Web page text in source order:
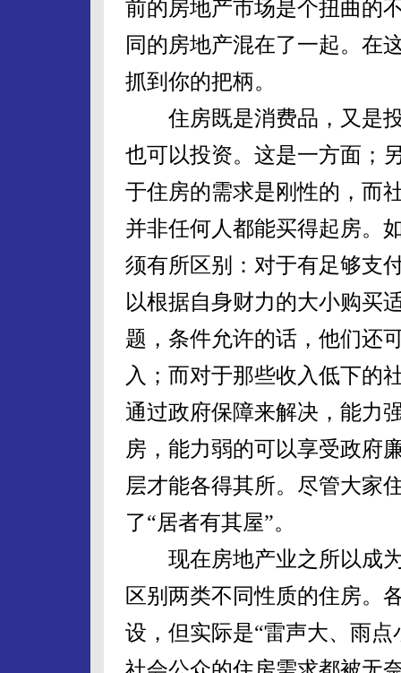
前的房地产市场是个扭曲的
同的房地产混在了一起。在
抓到你的把柄。
住房既是消费品，又是投
也可以投资。这是一方面；
于住房的需求是刚性的，而
并非任何人都能买得起房。
须有所区别：对于有足够支
以根据自身财力的大小购买
题，条件允许的话，他们还
入；而对于那些收入低下的
通过政府保障来解决，能力
房，能力弱的可以享受政府
层才能各得其所。尽管大家
了“居者有其屋”。
现在房地产业之所以成为
区别两类不同性质的住房。
设，但实际是“雷声大、雨